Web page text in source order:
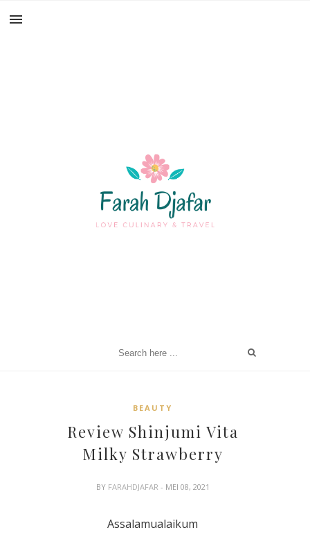
BEAUTY
Review Shinjumi Vita
Milky Strawberry
BY FARAHDJAFAR - MEI 08, 2021
Assalamualaikum